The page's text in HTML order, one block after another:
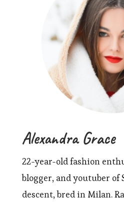
Alexandra Grace
22-year-old fashion
blogger, and youtuber of
descent, bred in Milan.